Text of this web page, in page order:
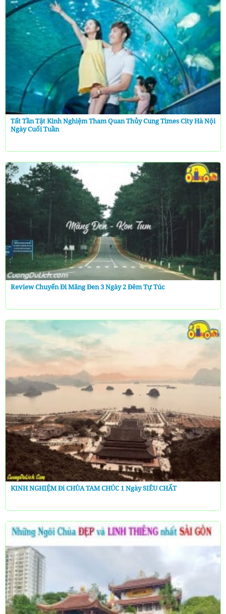
Tất Tần Tật Kinh Nghiệm Tham Quan Thủy Cung Times City Hà Nội
Ngày Cuối Tuần
Review Chuyến Đi Măng Đen 3 Ngày 2 Đêm Tự Túc
KINH NGHIỆM Đi CHÙA TAM CHÚC 1 Ngày SIÊU CHẤT